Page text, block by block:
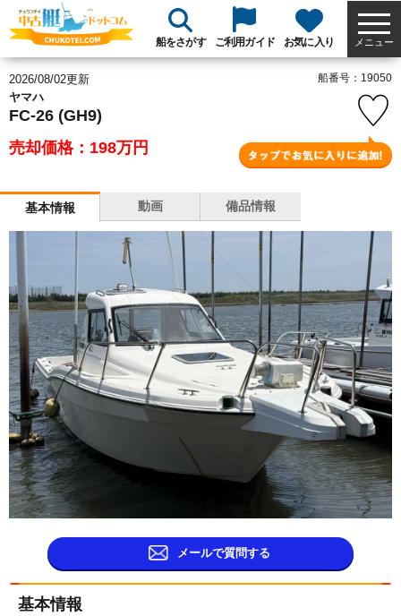
船をさがす ご利用ガイド お気に入り メニュー
2026/08/02更新
ヤマハ
FC-26 (GH9)
売却価格：198万円
船番号：19050
基本情報 動画 備品情報
メールで質問する
基本情報